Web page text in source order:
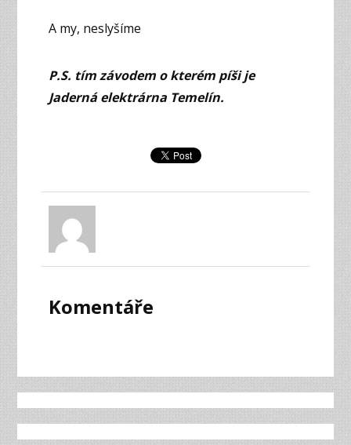
A my, neslyšíme
P.S. tím závodem o kterém píši je
Jaderná elektrárna Temelín.
Komentáře